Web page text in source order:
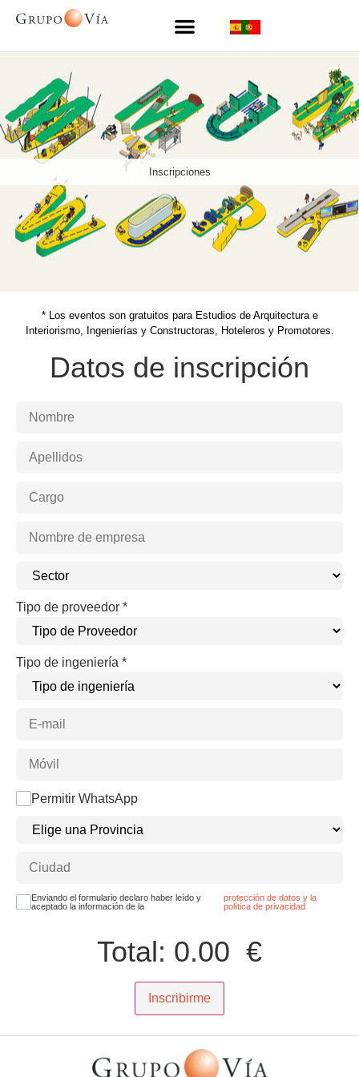
Inscripciones
* Los eventos son gratuitos para Estudios de Arquitectura e
Interiorismo, Ingenierías y Constructoras, Hoteleros y Promotores.
Datos de inscripción
Tipo de proveedor *
Tipo de ingeniería *
Permitir WhatsApp
Enviando el formulario declaro haber leído y
aceptado la información de la
protección de datos y la
política de privacidad
Total: 0.00 €
Inscribirme